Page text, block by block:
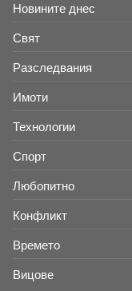
Новините днес
Свят
Разследвания
Имоти
Технологии
Спорт
Любопитно
Конфликт
Времето
Вицове